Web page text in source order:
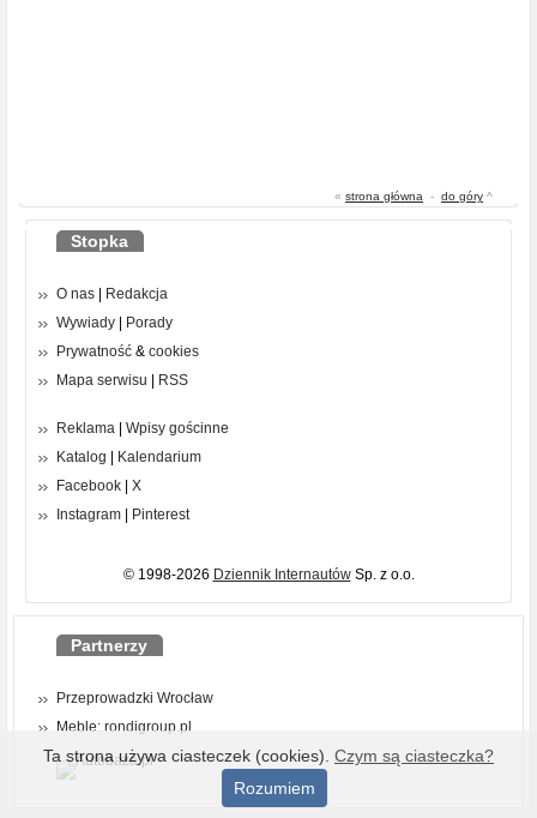
« strona główna - do góry ^
Stopka
O nas
Redakcja
Wywiady
Porady
Prywatność & cookies
Mapa serwisu
RSS
Reklama
Wpisy gościnne
Katalog
Kalendarium
Facebook
X
Instagram
Pinterest
© 1998-2026 Dziennik InternautówSp. z o.o.
Partnerzy
Przeprowadzki Wrocław
Meble: rondigroup.pl
Ta strona używa ciasteczek (cookies). Czym są ciasteczka?
Rozumiem